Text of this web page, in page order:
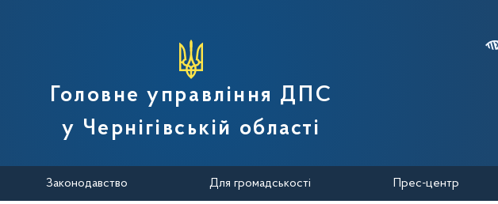
податкової служби України
Головне управління ДПС
у Чернігівській області
Законодавство Для громадськості Прес-центр